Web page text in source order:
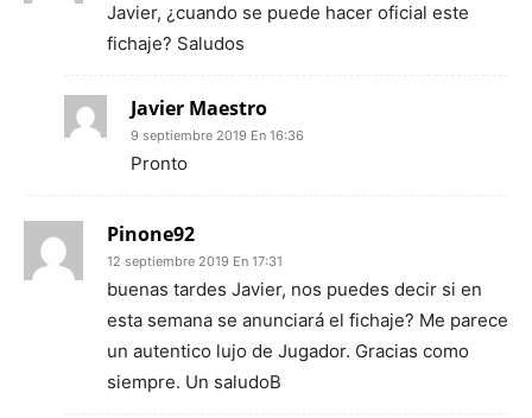
Javier, ¿cuando se puede hacer oficial este
fichaje? Saludos
Javier Maestro
9 septiembre 2019 En 16:36
Pronto
Pinone92
12 septiembre 2019 En 17:31
buenas tardes Javier, nos puedes decir si en
esta semana se anunciará el fichaje? Me parece
un autentico lujo de Jugador. Gracias como
siempre. Un saludoB